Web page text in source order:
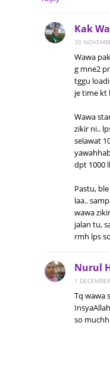
Kak
30
Wawa
g mne2
tggu
je time kt
Wawa
zikir ni..
selawat
dpt 1000
Pastu,
laa..
wawa
jalan tu,
rmh lps
Nurul
1
Tq wawa
so